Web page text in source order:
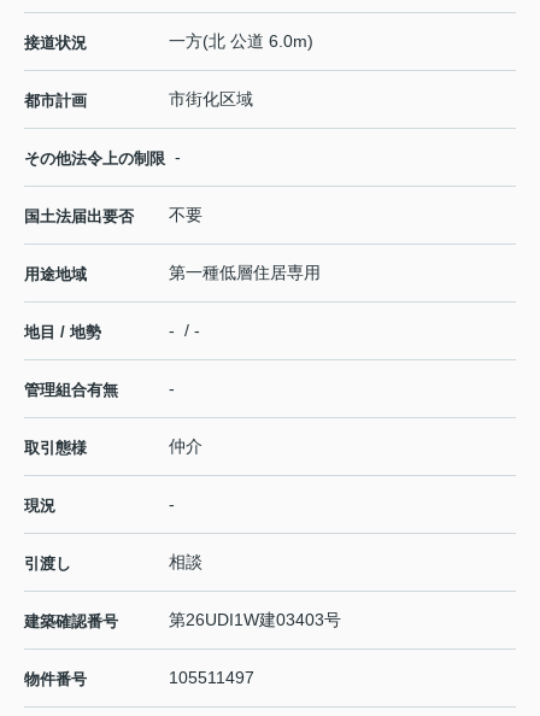
接道状況 一方(北 公道 6.0m)
都市計画 市街化区域
その他法令上の制限 -
国土法届出要否 不要
用途地域 第一種低層住居専用
地目 / 地勢 - / -
管理組合有無 -
取引態様 仲介
現況 -
引渡し 相談
建築確認番号 第26UDI1W建03403号
物件番号 105511497